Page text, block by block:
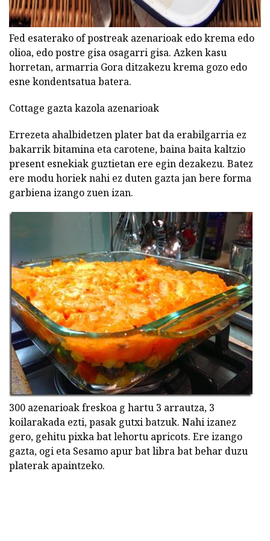
Fed esaterako of postreak azenarioak edo krema edo
olioa, edo postre gisa osagarri gisa. Azken kasu
horretan, armarria Gora ditzakezu krema gozo edo
esne kondentsatua batera.
Cottage gazta kazola azenarioak
Errezeta ahalbidetzen plater bat da erabilgarria ez
bakarrik bitamina eta carotene, baina baita kaltzio
present esnekiak guztietan ere egin dezakezu. Batez
ere modu horiek nahi ez duten gazta jan bere forma
garbiena izango zuen izan.
300 azenarioak freskoa g hartu 3 arrautza, 3
koilarakada ezti, pasak gutxi batzuk. Nahi izanez
gero, gehitu pixka bat lehortu apricots. Ere izango
gazta, ogi eta Sesamo apur bat libra bat behar duzu
platerak apaintzeko.